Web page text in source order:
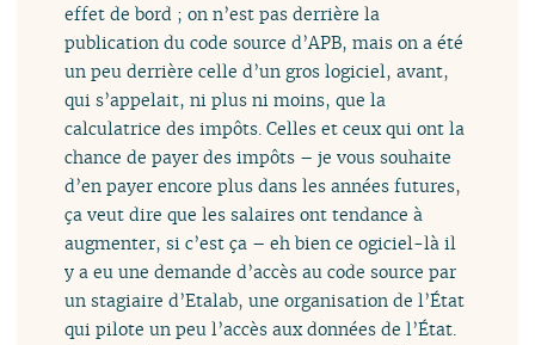
effet de bord ; on n’est pas derrière la
publication du code source d’APB, mais on a été
un peu derrière celle d’un gros logiciel, avant,
qui s’appelait, ni plus ni moins, que la
calculatrice des impôts. Celles et ceux qui ont la
chance de payer des impôts – je vous souhaite
d’en payer encore plus dans les années futures,
ça veut dire que les salaires ont tendance à
augmenter, si c’est ça – eh bien ce ogiciel-là il
y a eu une demande d’accès au code source par
un stagiaire d’Etalab, une organisation de l’État
qui pilote un peu l’accès aux données de l’État.